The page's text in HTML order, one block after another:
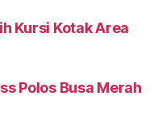
Kursi Kotak Area
Polos Busa Merah